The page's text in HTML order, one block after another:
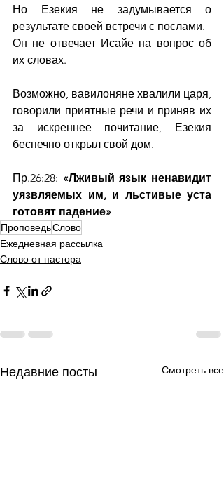
Но Езекия не задумывается о
результате своей встречи с послами.
Он не отвечает Исайе на вопрос об
их словах.
Возможно, вавилоняне хвалили царя,
говорили приятные речи и приняв их
за искреннее почитание, Езекия
беспечно открыл свой дом.
Пр.26:28: «Лживый язык ненавидит
уязвляемых им, и льстивые уста
готовят падение»
ПроповедьСлово
Ежедневная рассылка
Слово от пастора
Недавние посты Смотреть все